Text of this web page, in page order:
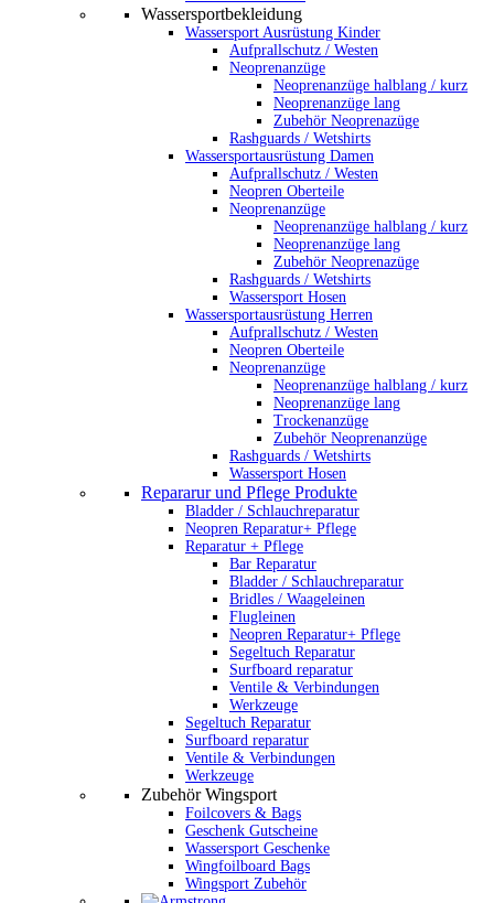
Wassersportbekleidung
Wassersport Ausrüstung Kinder
Aufprallschutz / Westen
Neoprenanzüge
Neoprenanzüge halblang / kurz
Neoprenanzüge lang
Zubehör Neoprenazüge
Rashguards / Wetshirts
Wassersportausrüstung Damen
Aufprallschutz / Westen
Neopren Oberteile
Neoprenanzüge
Neoprenanzüge halblang / kurz
Neoprenanzüge lang
Zubehör Neoprenazüge
Rashguards / Wetshirts
Wassersport Hosen
Wassersportausrüstung Herren
Aufprallschutz / Westen
Neopren Oberteile
Neoprenanzüge
Neoprenanzüge halblang / kurz
Neoprenanzüge lang
Trockenanzüge
Zubehör Neoprenanzüge
Rashguards / Wetshirts
Wassersport Hosen
Repararur und Pflege Produkte
Bladder / Schlauchreparatur
Neopren Reparatur+ Pflege
Reparatur + Pflege
Bar Reparatur
Bladder / Schlauchreparatur
Bridles / Waageleinen
Flugleinen
Neopren Reparatur+ Pflege
Segeltuch Reparatur
Surfboard reparatur
Ventile & Verbindungen
Werkzeuge
Segeltuch Reparatur
Surfboard reparatur
Ventile & Verbindungen
Werkzeuge
Zubehör Wingsport
Foilcovers & Bags
Geschenk Gutscheine
Wassersport Geschenke
Wingfoilboard Bags
Wingsport Zubehör